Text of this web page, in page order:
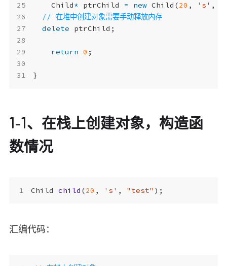
Child* ptrChild = new Child (20 , 's' ,
delete
ptrChild ;
return 0 ;
}
1-1、在栈上创建对象，构造函
数情况
Child child (20 , 's' , "test" );
汇编代码：